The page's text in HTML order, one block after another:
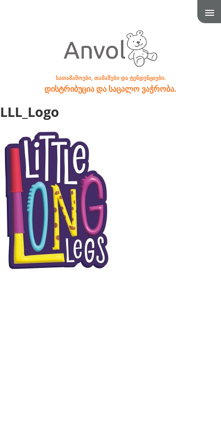
სათამაშოები, თამაშები და ტენდენციები.
დისტრიბუცია და საცალო ვაჭრობა.
LLL_Logo